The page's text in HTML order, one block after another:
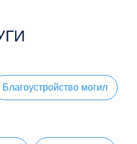
Благоустройство могил